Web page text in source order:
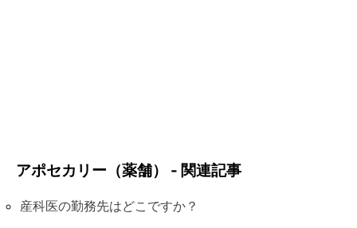
アポセカリー（薬舗） - 関連記事
産科医の勤務先はどこですか？